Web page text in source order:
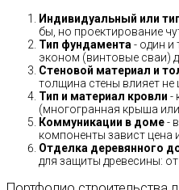
Индивидуальный или
бы, но проектирование
Тип фундамента - один и
эконом (винтовые сваи)
Стеновой материал и
толщина стены влияет
Тип и материал кровли -
(многогранная крыша
Коммуникации в доме-
компоненты завист цена
Отделка деревянного
для защиты древесины: